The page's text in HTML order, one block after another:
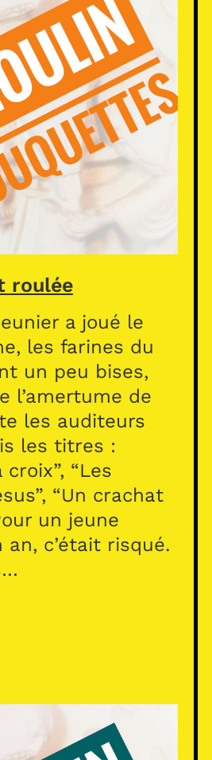
roulée
a joué le
les farines du
un peu bises,
l’amertume de
les auditeurs
les titres :
“Les
“Un crachat
un jeune
an, c’était risqué.